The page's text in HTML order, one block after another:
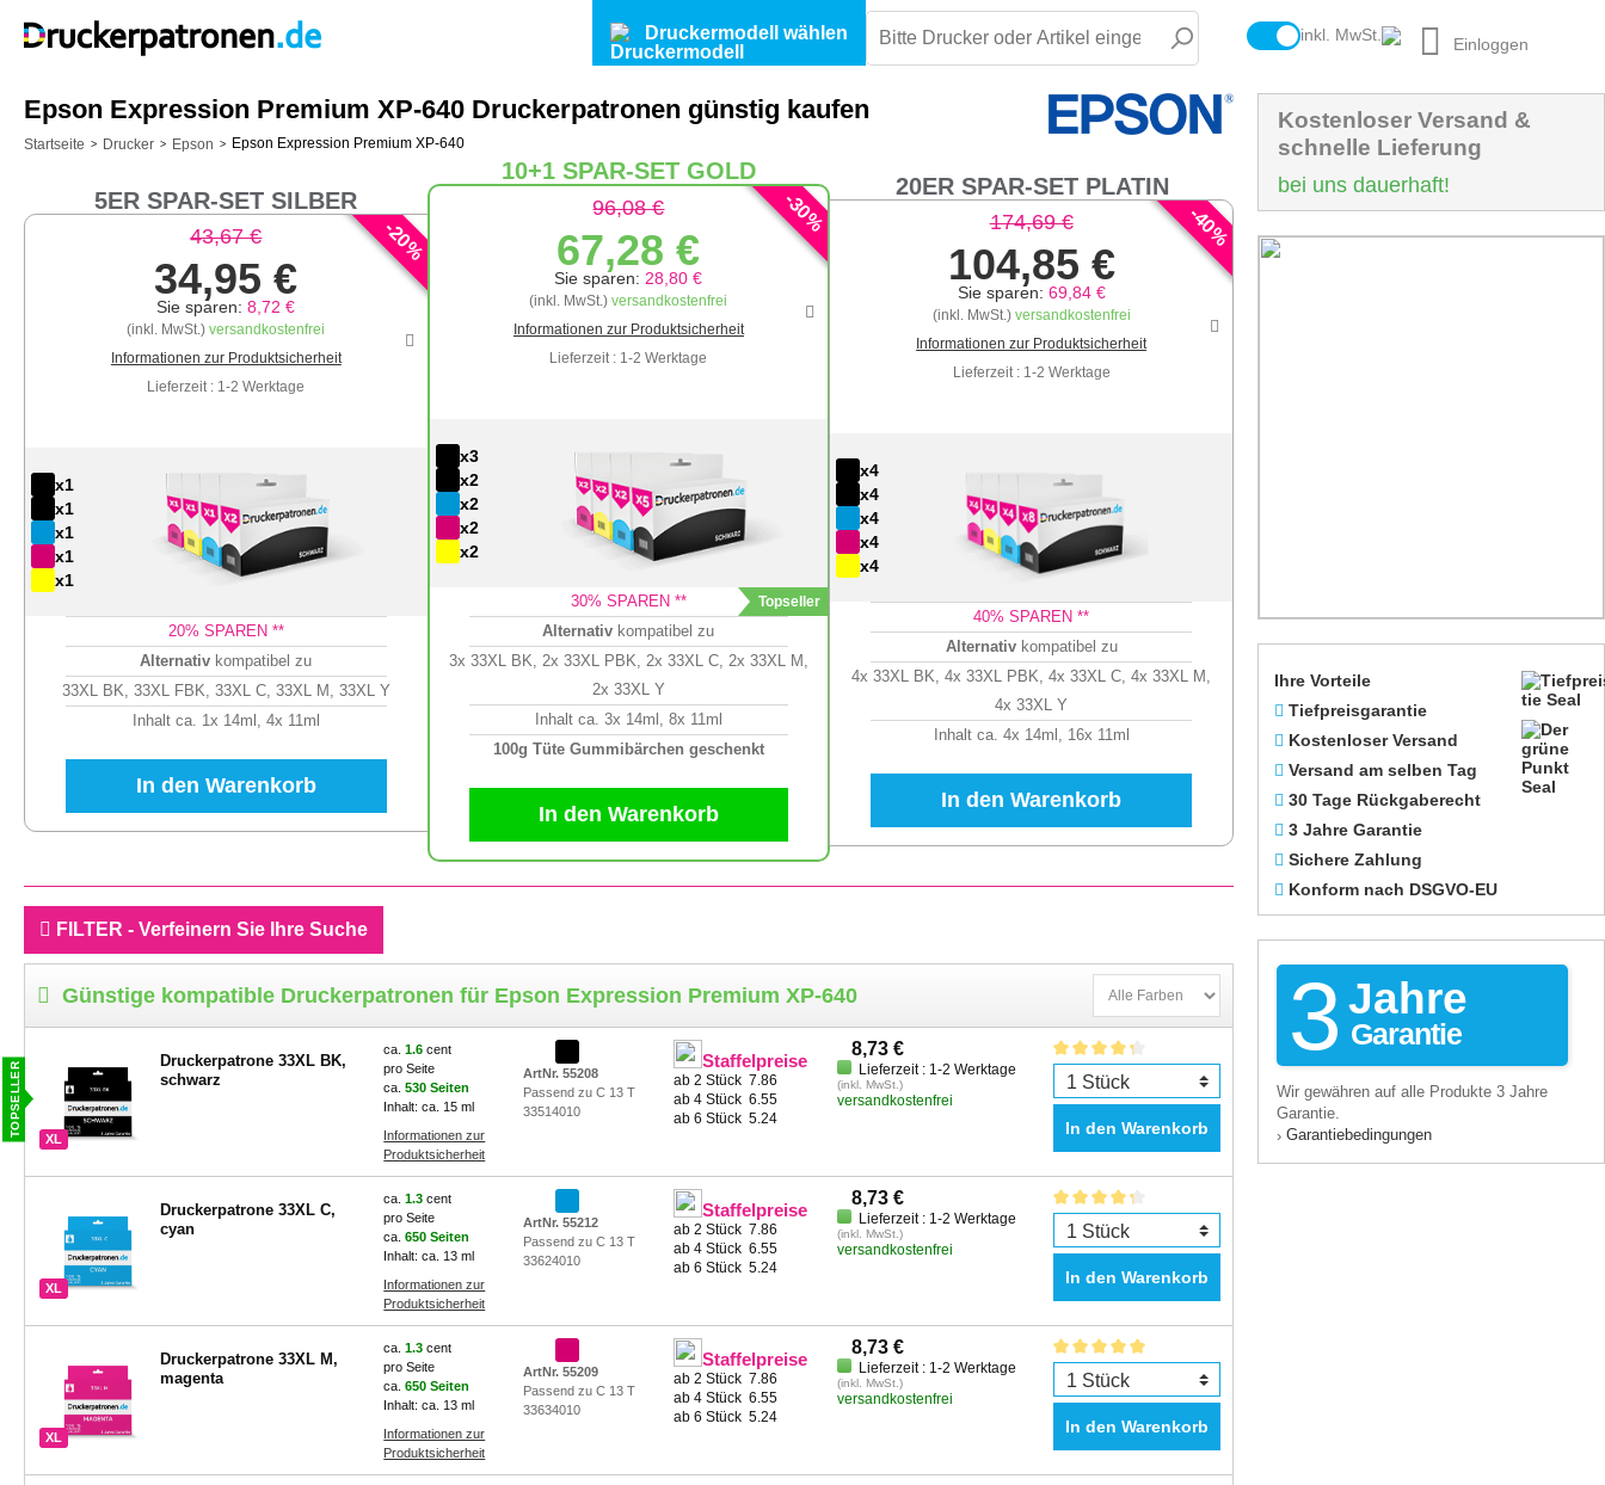
Druckermodell wählen inkl. MwSt. Einloggen
Epson Expression Premium XP-640 Druckerpatronen günstig kaufen
Startseite > Drucker > Epson > Epson Expression Premium XP-640
5ER SPAR-SET SILBER
-
20
%
43,67 €
34,95 €
Sie sparen: 8,72 €
(inkl. MwSt.)versandkostenfrei
Informationen zur Produktsicherheit
Lieferzeit : 1-2 Werktage
x1
x1
x1
x1
x1
20% SPAREN **
Alternativ kompatibel zu
33XL BK, 33XL FBK, 33XL C, 33XL M, 33XL Y
Inhalt ca. 1x 14ml, 4x 11ml
In den Warenkorb
10+1 SPAR-SET GOLD
-
30
%
96,08 €
67,28 €
Sie sparen: 28,80 €
(inkl. MwSt.)versandkostenfrei
Informationen zur Produktsicherheit
Lieferzeit : 1-2 Werktage
x3
x2
x2
x2
x2
30% SPAREN **
Alternativ kompatibel zu
3x 33XL BK, 2x 33XL PBK, 2x 33XL C, 2x 33XL M,
2x 33XL Y
Inhalt ca. 3x 14ml, 8x 11ml
100g Tüte Gummibärchen geschenkt
In den Warenkorb
20ER SPAR-SET PLATIN
-
40
%
174,69 €
104,85 €
Sie sparen: 69,84 €
(inkl. MwSt.) versandkostenfrei
Informationen zur Produktsicherheit
Lieferzeit : 1-2 Werktage
x4
x4
x4
x4
x4
40% SPAREN **
Alternativkompatibel zu
4x 33XL BK, 4x 33XL PBK, 4x 33XL C, 4x 33XL M,
4x 33XL Y
Inhalt ca. 4x 14ml, 16x 11ml
In den Warenkorb
FILTER - Verfeinern Sie Ihre Suche
Günstige kompatible Druckerpatronen für Epson Expression Premium XP-640
XL
Druckerpatrone 33XL BK,
schwarz
ca.1.6cent
pro Seite
ca.530 Seiten
Inhalt: ca. 15 ml
Informationen zur
Produktsicherheit
ArtNr. 55208
Passend zu C 13 T
33514010
Staffelpreise
ab 2 Stück7.86
ab 4 Stück6.55
ab 6 Stück5.24
8,73 €
Lieferzeit : 1-2 Werktage
(inkl. MwSt.)
versandkostenfrei
In den Warenkorb
XL
Druckerpatrone 33XL C,
cyan
ca.1.3cent
pro Seite
ca.650 Seiten
Inhalt: ca. 13 ml
Informationen zur
Produktsicherheit
ArtNr. 55212
Passend zu C 13 T
33624010
Staffelpreise
ab 2 Stück7.86
ab 4 Stück6.55
ab 6 Stück5.24
8,73 €
Lieferzeit : 1-2 Werktage
(inkl. MwSt.)
versandkostenfrei
In den Warenkorb
XL
Druckerpatrone 33XL M,
magenta
ca.1.3cent
pro Seite
ca.650 Seiten
Inhalt: ca. 13 ml
Informationen zur
Produktsicherheit
ArtNr. 55209
Passend zu C 13 T
33634010
Staffelpreise
ab 2 Stück7.86
ab 4 Stück6.55
ab 6 Stück5.24
8,73 €
Lieferzeit : 1-2 Werktage
(inkl. MwSt.)
versandkostenfrei
In den Warenkorb
Kostenloser Versand &
schnelle Lieferung
bei uns dauerhaft!
Ihre Vorteile
Tiefpreisgarantie
Kostenloser Versand
Versand am selben Tag
30 Tage Rückgaberecht
3 Jahre Garantie
Sichere Zahlung
Konform nach DSGVO-EU
3 Jahre
Garantie
Wir gewähren auf alle Produkte 3 Jahre
Garantie.
› Garantiebedingungen